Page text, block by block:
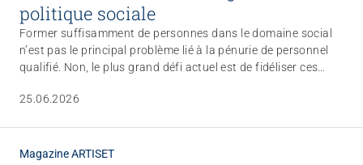
politique sociale
Former suffisamment de personnes dans le domaine social
n’est pas le principal problème lié à la pénurie de personnel
qualifié. Non, le plus grand défi actuel est de fidéliser ces
25.06.2026
Magazine ARTISET